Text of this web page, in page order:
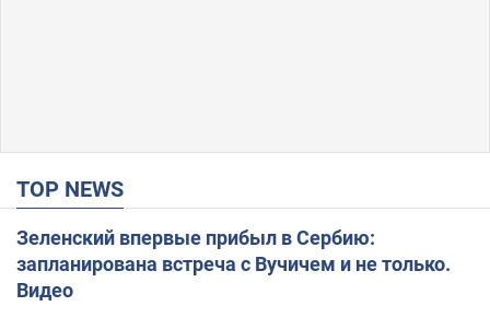
TOP NEWS
Зеленский впервые прибыл в Сербию:
запланирована встреча с Вучичем и не только.
Видео